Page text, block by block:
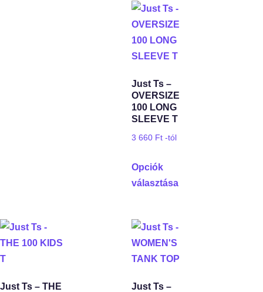
Just Ts –
OVERSIZE
100 LONG
SLEEVE T
3 660 Ft -tól
Opciók
választása
Just Ts – THE
Just Ts –